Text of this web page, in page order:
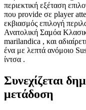
περιεκτική εξέταση
που provide σε player
εκβιασμός επιλογή
Ανατολική Σαμόα
marilandica , και
ένα με λεπτά ανόμοιο
ίντσα .
Συνεχίζεται
μετάδοση